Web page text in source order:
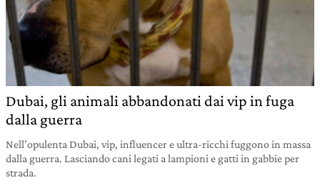
Dubai, gli animali abbandonati dai vip in fuga
dalla guerra
Nell’opulenta Dubai, vip, influencer e ultra-ricchi fuggono in massa
dalla guerra. Lasciando cani legati a lampioni e gatti in gabbie per
strada.